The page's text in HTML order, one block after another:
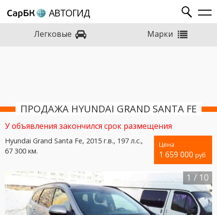
АВТОГИД
Легковые Марки
ПРОДАЖА HYUNDAI GRAND SANTA FE
У объявления закончился срок размещения
Цена
1 659 000 руб
Hyundai Grand Santa Fe, 2015 г.в., 197 л.с.,
67 300 км.
1 / 10